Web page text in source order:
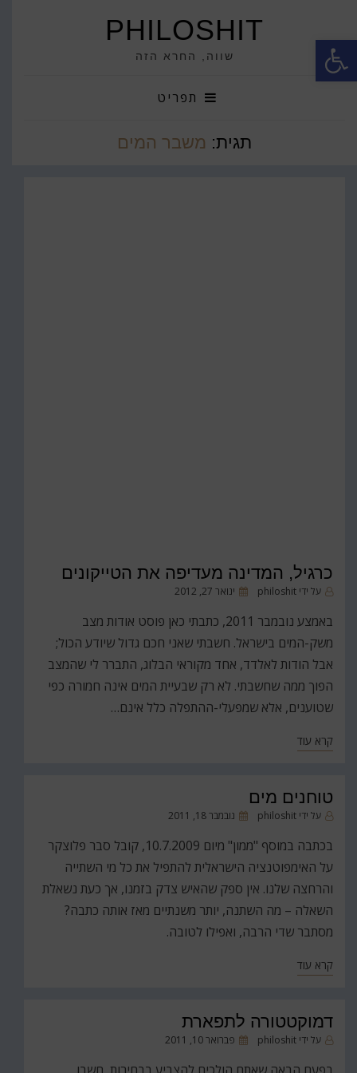
פתח סרגל נגישות PHILOSHIT
שווה, החרא הזה
תפריט
תגית: משבר המים
כרגיל, המדינה מעדיפה את הטייקונים
על ידי philoshit
פורסם
ינואר 27, 2012
באמצע נובמבר 2011, כתבתי כאן פוסט אודות מצב
משק-המים בישראל. חשבתי שאני חכם גדול שיודע הכול;
אבל הודות לאלדד, אחד מקוראי הבלוג, התברר לי שהמצב
הפוך ממה שחשבתי. לא רק שבעיית המים אינה חמורה כפי
שטוענים, אלא שמפעלי-ההתפלה כלל אינם…
קרא עוד
טוחנים מים
על ידי philoshit
פורסםנובמבר 18, 2011
בכתבה במוסף "ממון" מיום 10.7.2009, קובל סבר פלוצקר
על האימפוטנציה הישראלית להתפיל את כל מי השתייה
והרחצה שלנו. אין ספק שהאיש צדק בזמנו, אך כעת נשאלת
השאלה – מה השתנה, יותר משנתיים מאז אותה כתבה?
מסתבר שדי הרבה, ואפילו לטובה.
קרא עוד
דמוקטטורה לתפארת
על ידי philoshit
פורסםפברואר 10, 2011